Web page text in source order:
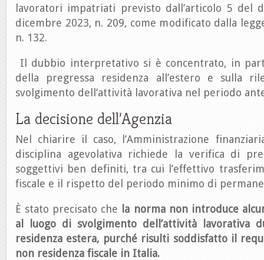
lavoratori impatriati previsto dall’articolo 5 del
dicembre 2023, n. 209, come modificato dalla
n. 132.
Il dubbio interpretativo si è concentrato, in
della pregressa residenza all’estero e sulla
svolgimento dell’attività lavorativa nel periodo
La decisione dell’Agenzia
Nel chiarire il caso, l’Amministrazione
disciplina agevolativa richiede la verifica di
soggettivi ben definiti, tra cui l’effettivo
fiscale e il rispetto del periodo minimo di
È stato precisato che la norma non introduce
al luogo di svolgimento dell’attività lavorativa
residenza estera, purché risulti soddisfatto il
non residenza fiscale in Italia.